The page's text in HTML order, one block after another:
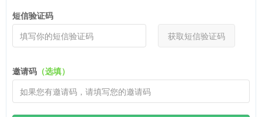
短信验证码
获取短信验证码
邀请码 （选填）